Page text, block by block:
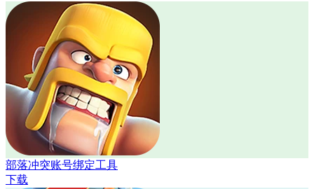
部落冲突账号绑定工具
下载